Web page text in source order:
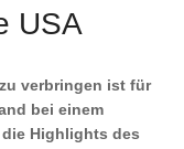
USA
verbringen ist für
bei einem
Highlights des